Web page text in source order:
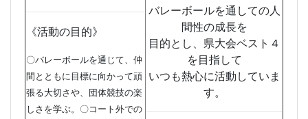
《活動の目的》
〇バレーボールを通じて、仲
間とともに目標に向かって頑
張る大切さや、団体競技の楽
しさを学ぶ。〇コート外での
バレーボールを通しての人
間性の成長を
目的とし、県大会ベスト４
を目指して
いつも熱心に活動していま
す。